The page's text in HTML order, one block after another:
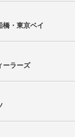
橋・東京ベイ
ーラーズ